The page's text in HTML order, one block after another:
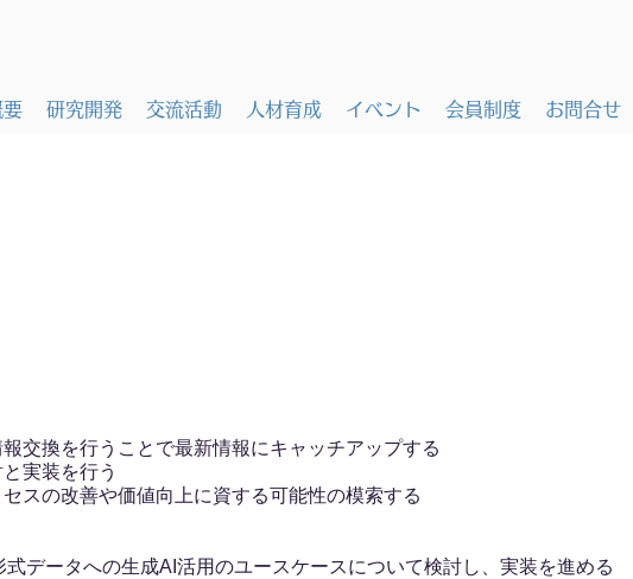
要 研究開発 交流活動 人材育成 イベント 会員制度 お問合せ
交換を行うことで最新情報にキャッチアップする
実装を行う
スの改善や価値向上に資する可能性の模索する
式データへの生成AI活用のユースケースについて検討し、実装を進める